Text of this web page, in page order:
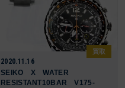
買取
2020.11.16
SEIKO X WATER
RESISTANT10BAR V175-